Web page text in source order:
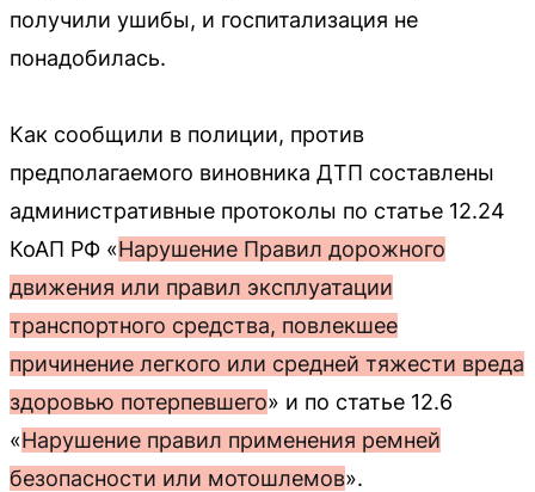
получили ушибы, и госпитализация не
понадобилась.
Как сообщили в полиции, против
предполагаемого виновника ДТП составлены
административные протоколы по статье 12.24
КоАП РФ «Нарушение Правил дорожного
движения или правил эксплуатации
транспортного средства, повлекшее
причинение легкого или средней тяжести вреда
здоровью потерпевшего» и по статье 12.6
«Нарушение правил применения ремней
безопасности или мотошлемов».